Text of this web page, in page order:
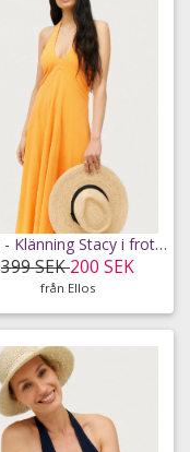
Ellos - Klänning Stacy i frotté - Orange - 46/48
399 SEK200 SEK
från Ellos